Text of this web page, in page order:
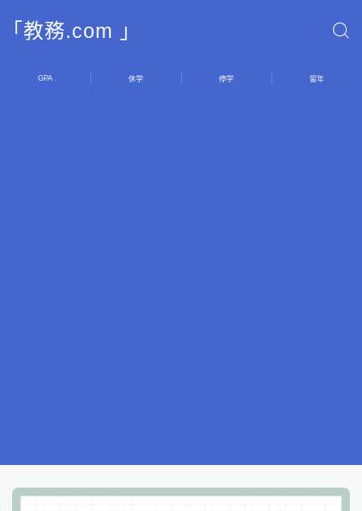
「教務.com 」
GPA 休学 停学 留年